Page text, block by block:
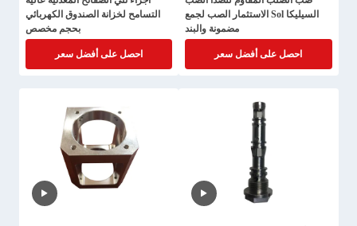
السيليكا Sol الاستثمار الصب لجمع
مضمونة والبند
احصل على أفضل سعر
التسامح لخزانة الصندوق الكهربائي
بحجم مخصص
احصل على أفضل سعر